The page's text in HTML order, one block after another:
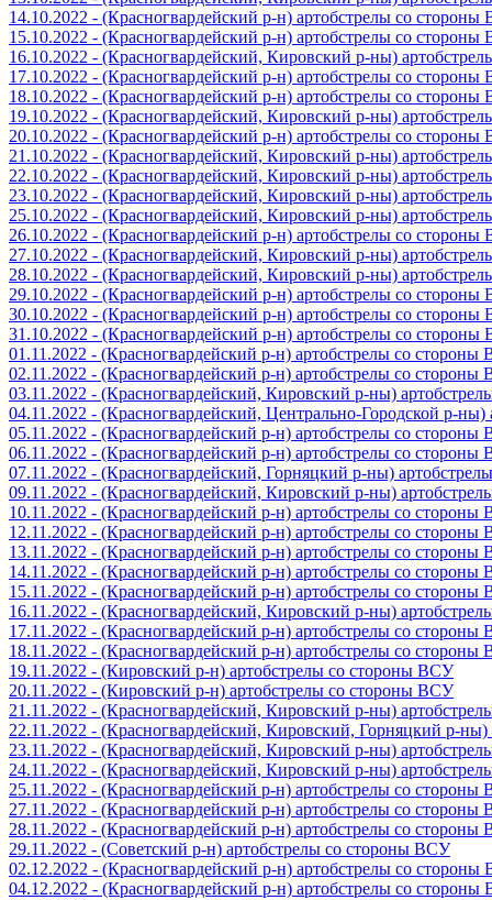
14.10.2022 - (Красногвардейский р-н) артобстрелы со
15.10.2022 - (Красногвардейский р-н) артобстрелы со
16.10.2022 - (Красногвардейский, Кировский р-ны)
17.10.2022 - (Красногвардейский р-н) артобстрелы со
18.10.2022 - (Красногвардейский р-н) артобстрелы со
19.10.2022 - (Красногвардейский, Кировский р-ны)
20.10.2022 - (Красногвардейский р-н) артобстрелы со
21.10.2022 - (Красногвардейский, Кировский р-ны)
22.10.2022 - (Красногвардейский, Кировский р-ны)
23.10.2022 - (Красногвардейский, Кировский р-ны)
25.10.2022 - (Красногвардейский, Кировский р-ны)
26.10.2022 - (Красногвардейский р-н) артобстрелы со
27.10.2022 - (Красногвардейский, Кировский р-ны)
28.10.2022 - (Красногвардейский, Кировский р-ны)
29.10.2022 - (Красногвардейский р-н) артобстрелы со
30.10.2022 - (Красногвардейский р-н) артобстрелы со
31.10.2022 - (Красногвардейский р-н) артобстрелы со
01.11.2022 - (Красногвардейский р-н) артобстрелы со стороны
02.11.2022 - (Красногвардейский р-н) артобстрелы со стороны
03.11.2022 - (Красногвардейский, Кировский р-ны)
04.11.2022 - (Красногвардейский, Центрально-Городской р-
05.11.2022 - (Красногвардейский р-н) артобстрелы со стороны
06.11.2022 - (Красногвардейский р-н) артобстрелы со стороны
07.11.2022 - (Красногвардейский, Горняцкий р-ны)
09.11.2022 - (Красногвардейский, Кировский р-ны)
10.11.2022 - (Красногвардейский р-н) артобстрелы со стороны
12.11.2022 - (Красногвардейский р-н) артобстрелы со стороны
13.11.2022 - (Красногвардейский р-н) артобстрелы со стороны
14.11.2022 - (Красногвардейский р-н) артобстрелы со стороны
15.11.2022 - (Красногвардейский р-н) артобстрелы со стороны
16.11.2022 - (Красногвардейский, Кировский р-ны)
17.11.2022 - (Красногвардейский р-н) артобстрелы со стороны
18.11.2022 - (Красногвардейский р-н) артобстрелы со стороны
19.11.2022 - (Кировский р-н) артобстрелы со стороны ВСУ
20.11.2022 - (Кировский р-н) артобстрелы со стороны ВСУ
21.11.2022 - (Красногвардейский, Кировский р-ны)
22.11.2022 - (Красногвардейский, Кировский, Горняцкий р-
23.11.2022 - (Красногвардейский, Кировский р-ны)
24.11.2022 - (Красногвардейский, Кировский р-ны)
25.11.2022 - (Красногвардейский р-н) артобстрелы со стороны
27.11.2022 - (Красногвардейский р-н) артобстрелы со стороны
28.11.2022 - (Красногвардейский р-н) артобстрелы со стороны
29.11.2022 - (Советский р-н) артобстрелы со стороны ВСУ
02.12.2022 - (Красногвардейский р-н) артобстрелы со
04.12.2022 - (Красногвардейский р-н) артобстрелы со